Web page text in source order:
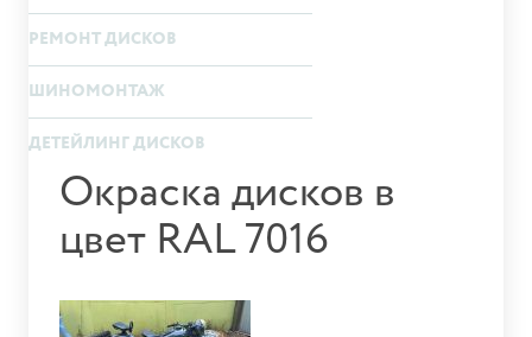
РЕМОНТ ДИСКОВ
ШИНОМОНТАЖ
ДЕТЕЙЛИНГ ДИСКОВ
Окраска дисков в
цвет RAL 7016